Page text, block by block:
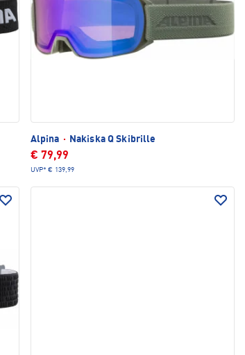
Alpina · Nakiska Q Skibrille
€ 79,99
UVP* € 139,99